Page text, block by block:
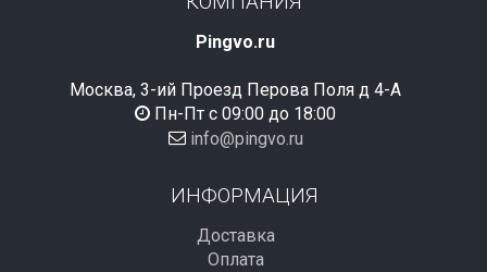
Pingvo.ru
Москва, 3-ий Проезд Перова Поля д 4-А
Пн-Пт с 09:00 до 18:00
info@pingvo.ru
ИНФОРМАЦИЯ
Доставка
Оплата